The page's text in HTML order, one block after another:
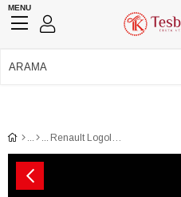
MENU
Renault Logolu Telkari Model Metal Anahtarlık